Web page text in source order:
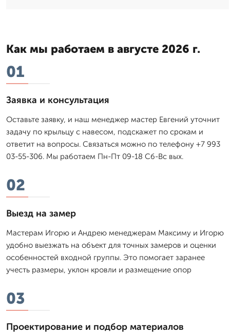
Как мы работаем в августе 2026 г.
01
Заявка и консультация
Оставьте заявку, и наш менеджер мастер Евгений уточнит
задачу по крыльцу с навесом, подскажет по срокам и
ответит на вопросы. Связаться можно по телефону +7 993
03-55-306. Мы работаем Пн-Пт 09-18 Сб-Вс вых.
02
Выезд на замер
Мастерам Игорю и Андрею менеджерам Максиму и Игорю
удобно выезжать на объект для точных замеров и оценки
особенностей входной группы. Это помогает заранее
учесть размеры, уклон кровли и размещение опор
03
Проектирование и подбор материалов